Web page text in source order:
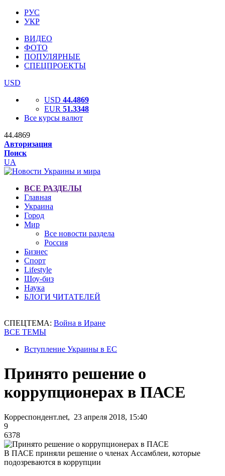
РУС
УКР
ВИДЕО
ФОТО
ПОПУЛЯРНЫЕ
СПЕЦПРОЕКТЫ
USD
USD 44.4869
EUR 51.3348
Все курсы валют
44.4869
Авторизация
Поиск
UA
ВСЕ РАЗДЕЛЫ
Главная
Украина
Город
Мир
Все новости раздела
Россия
Бизнес
Спорт
Lifestyle
Шоу-биз
Наука
БЛОГИ ЧИТАТЕЛЕЙ
СПЕЦТЕМА: Война в Иране
ВСЕ ТЕМЫ
Вступление Украины в ЕС
Принято решение о
коррупционерах в ПАСЕ
Корреспондент.net, 23 апреля 2018, 15:40
9
6378
В ПАСЕ приняли решение о членах Ассамблеи, которые
подозреваются в коррупции